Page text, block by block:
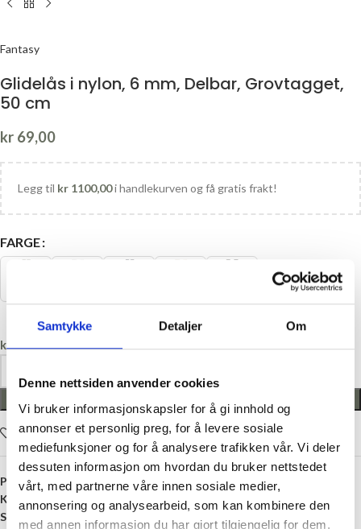
Samtykke Detaljer Om
Denne nettsiden anvender cookies
Vi bruker informasjonskapsler for å gi innhold og
annonser et personlig preg, for å levere sosiale
mediefunksjoner og for å analysere trafikken vår. Vi deler
dessuten informasjon om hvordan du bruker nettstedet
vårt, med partnerne våre innen sosiale medier,
annonsering og analysearbeid, som kan kombinere den
med annen informasjon du har gjort tilgjengelig for dem,
Fantasy
Glidelås i nylon, 6 mm, Delbar, Grovtagget,
50 cm
kr 69,00
Legg til kr 1100,00i handlekurven og få gratis frakt!
FARGE
kr69,00
Legg i ønskelisten
Produktnummer:HT-GT04050
Kategori:
Delbar glidelås i nylon
Stikkord:
50 cm, Delbar Glidelås